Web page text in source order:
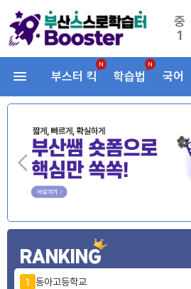
중
1
부스터 킥 학습법 국어
RANKING
1 동아고등학교